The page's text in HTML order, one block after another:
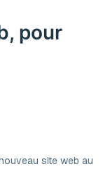
pour
site web au